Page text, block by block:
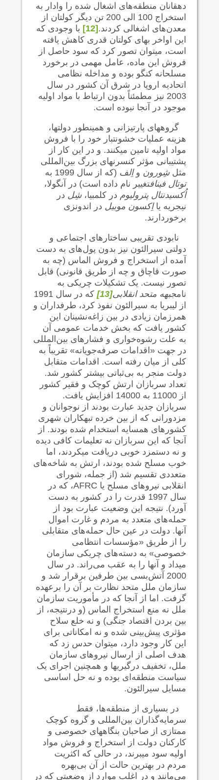
دهقانان منطقه‌های اشغال شده را وادار به
استخراج 100 الی 200 تن دیگر کولتان از
معدن‌های اشغالی کردند.[12]
با وجودی که
این اواخر بهای کولتان قدری کاهش یافته
است، می‍توان تصور کرد که سود حاصل از
فروش این ماده، عامل مهمی در برخورد
مسلحانه کنگو بوده و مداخله نظامی
اتحادیه اروپا در شرق آن کشور در سال
2003 نیز مطمئناً بدون ارتباط با مواد اولیه
موجود در آنجا نبوده است.
گروههای پارتیزانی و همینطور دولتها،
هزینه عملیات خشونت‍بار خود را با فروش
مواد اولیه تامین می‍کنند. و در این کار از
پشتیبانی مؤثر کنسرنهای بزرگ بین‌المللی
مثلشِورون واِلف (که از سال 1999 به
توتال فینافتغییر نام داده است) در آنگولا،
اُکسیدنتال پترولیوم در کلمبیا،شِل در
نیجریه یااِکسون موبیل در اندونزی
برخوردارند.
نابودی تقریبی ساختارهای اجتماعی و
دولتی سیرالئون نیز بدون پول‌های به دست
آمده از استخراج و فروش الماس (چه به
صورت قاچاق و چه از طریق قانونی) قابل
تصور نیست. یک تشکیلات چریکی به
نامجبهه متحد انقلابی[13]
که در سال 1991
از لیبریا به سیرالئون نفوذ کرد، طرفداران و
همرزمان زیادی در بین زاغه‌نشینان این
کشور یافت که بخش خدمات عمومی آن
به علت رشوه‌خواری و فشارهای بین‌المللی
در جهت «اقدامات صرفه‌جویانه» تقریباً به
کلی از میان رفته است. اقدامات متقابل
دولت منجر به بی‌ثباتی بیشتر کشور شد.
تعداد سربازان ارتش کوچک و فقیر کشور
از 11000 به 14000 افزایش یافت.
سربازان جدید عبارت بودند از نوجوانان و
مزدورانی که از بین خرده تبهکاران شهری
کشورهای همسایه استخدام شده بودند. از
آنجا که این سربازان نه تعلیمات کافی دیده
و نه دستمزد خوبی دریافت می‍کردند، اما
خوب مسلح شده بودند، ارتش به شاخه‌های
متعددی تقسیم شد (از جمله، شورای
انقلابی نیروهای مسلح یا AFRC، که در
سال 1997 قدرت را در کشور به دست
آورد). نتیجه این وضعیت عبارت بود از
حمله‌های متعدد به مردم و غارت اموال
آنها. دولت در عین حال حمله‌های متقابلی
را از طریق «مؤسسات انتظامی
خصوصی» به دسته‌های چریکی سازمان
می‍داد و آنها را به عقب می‌راند. در سال
2000 آتش‌بسی بین طرفین برقرار شد و
سازمان ملل متحد نظارت بر آن را برعهده
گرفت. اما از آنجا که در مأموریت سازمان
ملل نه منع استخراج الماس (و درنتیجه، از
بین بردن اقتصاد جنگی) و نه خلع سلاح
مؤثری پیش‌بینی شده و نه امکاناتی برای
این کار وجود دارد، می‍توان حدس زد که
هدف اصلی از ارسال نیروهای سازمان
ملل، تخفیف درگیریها و همچنین اجرای یک
سیاست منطقه‌ای بوده و نه حل اساسی
مسایل سیرالئون.
در بسیاری از منطقه‌ها، فقط
سرمایه‌گذاران بین‌المللی و گروه کوچک
ممتازی از صاحبان بنگاههای خصوصی و
کارکنان دولت از استخراج و فروش مواد
اولیه سود می‍برند، در حالی که اکثریت
مردم در بهترین حالت از آن بی‌بهره
می‌مانند و در اغلب موارد از وضعیتی که در